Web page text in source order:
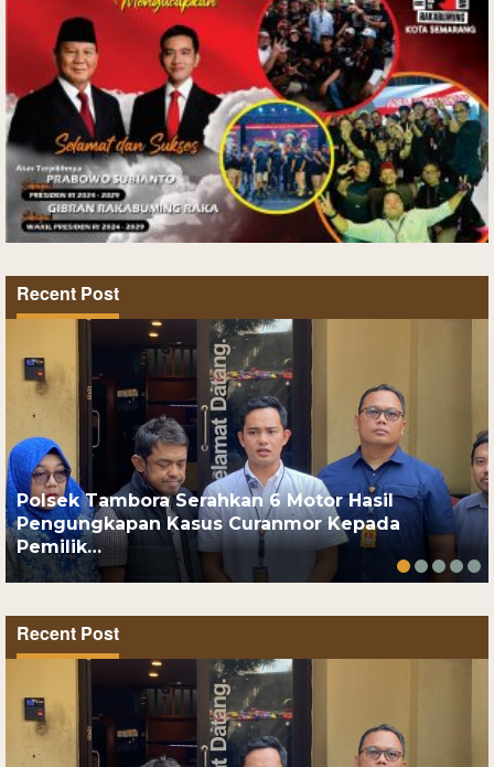
Recent Post
Polsek Tambora Serahkan 6 Motor Hasil
Pengungkapan Kasus Curanmor Kepada
Pemilik…
Recent Post